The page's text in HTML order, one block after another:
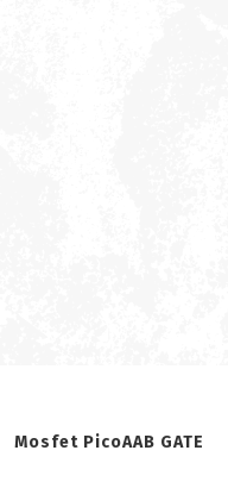
Mosfet PicoAAB GATE